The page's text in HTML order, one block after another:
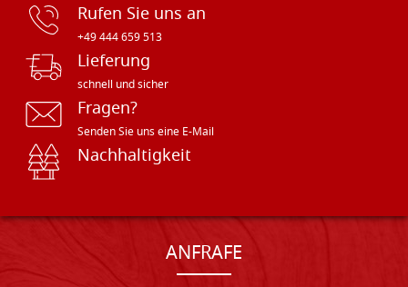
Rufen Sie uns an
+49 444 659 513
Lieferung
schnell und sicher
Fragen?
Senden Sie uns eine E-Mail
Nachhaltigkeit
ANFRAFE